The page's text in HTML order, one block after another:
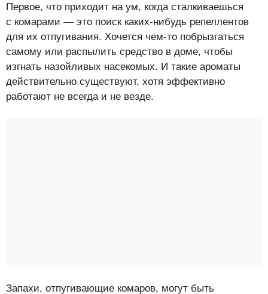
Первое, что приходит на ум, когда сталкиваешься
с комарами — это поиск каких-нибудь репеллентов
для их отпугивания. Хочется чем-то побрызгаться
самому или распылить средство в доме, чтобы
изгнать назойливых насекомых. И такие ароматы
действительно существуют, хотя эффективно
работают не всегда и не везде.
Запахи, отпугивающие комаров, могут быть